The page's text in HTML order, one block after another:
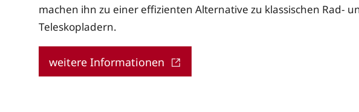
machen ihn zu einer effizienten Alternative zu klassischen Rad-
Teleskopladern.
weitere Informationen